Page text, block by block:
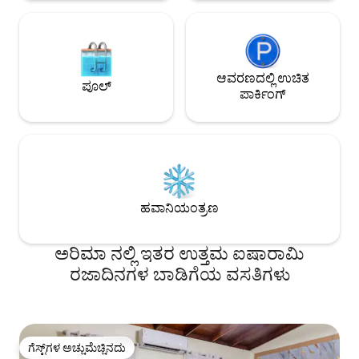
ಪೂಲ್
ಆವರಣದಲ್ಲಿ ಉಚಿತ
ಪಾರ್ಕಿಂಗ್
ಹವಾನಿಯಂತ್ರಣ
ಅರಿಮಾ ನಲ್ಲಿ ಇತರ ಉತ್ತಮ ಐಷಾರಾಮಿ
ರಜಾದಿನಗಳ ಬಾಡಿಗೆಯ ವಸತಿಗಳು
ಗೆಸ್ಟ್‌ಗಳ ಅಚ್ಚುಮೆಚ್ಚಿನದು
ಗೆಸ್ಟ್‌ಗಳ ಅಚ್ಚುಮೆಚ್ಚಿನದು